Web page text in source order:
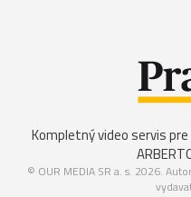
Kompletný video servis pre
© OUR MEDIA SR a. s. 2026.